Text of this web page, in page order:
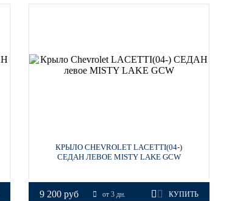
КРЫЛО CHEVROLET LACETTI(04-)
СЕДАН ЛЕВОЕ MISTY LAKE GCW
9 200 руб от 3 дн. КУПИТЬ